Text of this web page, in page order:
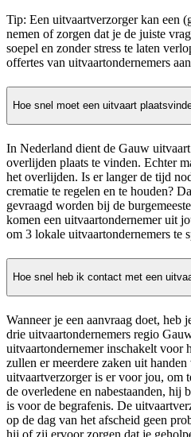
Tip: Een uitvaartverzorger kan een
nemen of zorgen dat je de juiste
soepel en zonder stress te laten
offertes van uitvaartondernemers
Hoe snel moet een uitvaart
In Nederland dient de Gauw
overlijden plaats te vinden. Echter
het overlijden. Is er langer de tijd
crematie te regelen en te houden?
gevraagd worden bij de
komen een uitvaartondernemer uit
om 3 lokale uitvaartondernemers te
Hoe snel heb ik contact met een
Wanneer je een aanvraag doet, heb
drie uitvaartondernemers regio
uitvaartondernemer inschakelt voor
zullen er meerdere zaken uit
uitvaartverzorger is er voor jou, om
de overledene en nabestaanden,
is voor de begrafenis. De
op de dag van het afscheid geen
hij of zij ervoor zorgen dat je